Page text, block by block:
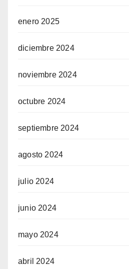
enero 2025
diciembre 2024
noviembre 2024
octubre 2024
septiembre 2024
agosto 2024
julio 2024
junio 2024
mayo 2024
abril 2024